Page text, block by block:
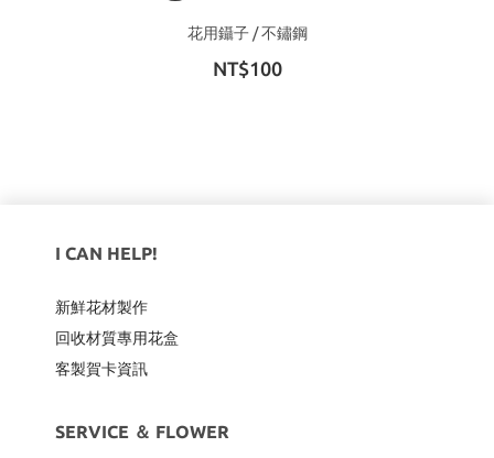
花用鑷子 / 不鏽鋼
NT$100
I CAN HELP!
新鮮花材製作
回收材質專用花盒
客製賀卡資訊
SERVICE ＆ FLOWER